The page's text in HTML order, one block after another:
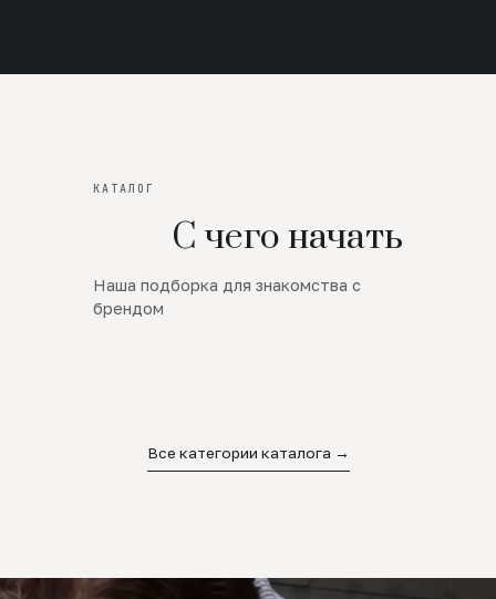
КАТАЛОГ
С чего начать
Наша подборка для знакомства с
брендом
Новинки
SALE
Все категории каталога →